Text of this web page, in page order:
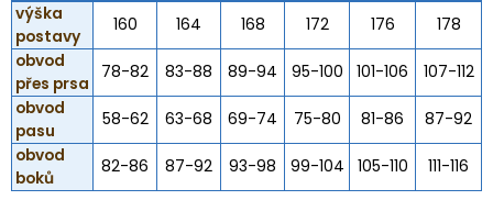
výška
postavy
160 164 168 172 176
178
obvod
přes prsa
78-82 83-88 89-94 95-100 101-106
107-112
obvod
pasu
58-62 63-68 69-74 75-80 81-86
87-92
obvod
boků
82-86 87-92 93-98 99-104 105-110 111-116